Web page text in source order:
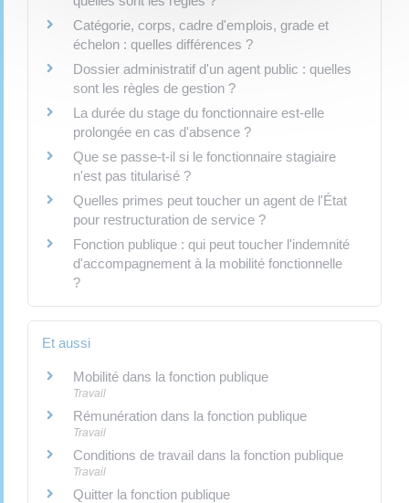
Catégorie, corps, cadre d'emplois, grade et
échelon : quelles différences ?
Dossier administratif d'un agent public : quelles
sont les règles de gestion ?
La durée du stage du fonctionnaire est-elle
prolongée en cas d'absence ?
Que se passe-t-il si le fonctionnaire stagiaire
n'est pas titularisé ?
Quelles primes peut toucher un agent de l'État
pour restructuration de service ?
Fonction publique : qui peut toucher l'indemnité
d'accompagnement à la mobilité fonctionnelle
?
Et aussi
Mobilité dans la fonction publique
Travail
Rémunération dans la fonction publique
Travail
Conditions de travail dans la fonction publique
Travail
Quitter la fonction publique